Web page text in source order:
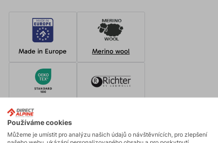
Made in Europe Merino wool
Používáme cookies
Můžeme je umístit pro analýzu našich údajů o návštěvnících, pro zlepšení